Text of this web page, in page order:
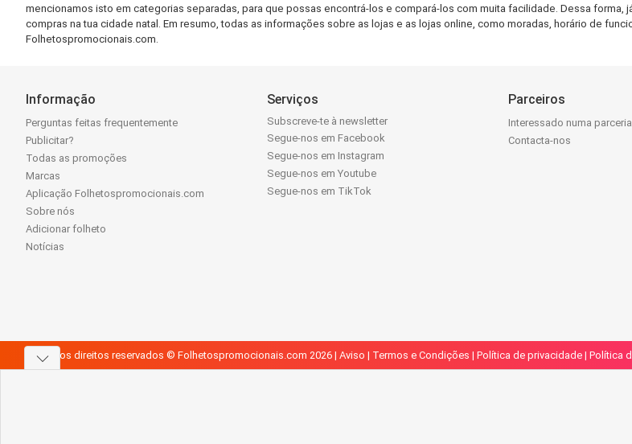
mencionamos isto em categorias separadas, para que possas encontrá-los e compará-los com muita facilidade. Dessa
compras na tua cidade natal. Em resumo, todas as informações sobre as lojas e as lojas online, como moradas, horário de
Folhetospromocionais.com.
Informação
Perguntas feitas frequentemente
Publicitar?
Todas as promoções
Marcas
Aplicação Folhetospromocionais.com
Sobre nós
Adicionar folheto
Notícias
Serviços
Subscreve-te à newsletter
Segue-nos em Facebook
Segue-nos em Instagram
Segue-nos em Youtube
Segue-nos em TikTok
Parceiros
Interessado numa
Contacta-nos
Todos os direitos reservados © Folhetospromocionais.com 2026 | Aviso | Termos e Condições | Política de privacidade | Política